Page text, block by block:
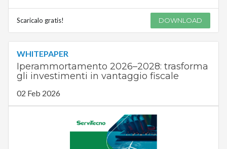
Scaricalo gratis! DOWNLOAD
WHITEPAPER
Iperammortamento 2026–2028: trasforma
gli investimenti in vantaggio fiscale
02 Feb 2026